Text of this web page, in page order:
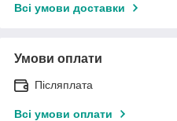
Всі умови доставки
Умови оплати
Післяплата
Всі умови оплати